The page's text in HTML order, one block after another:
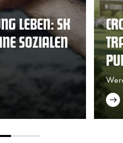
LEBEN: SK
SOZIALEN